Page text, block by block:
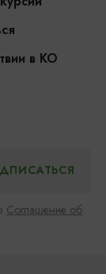
в КО
Соглашение об